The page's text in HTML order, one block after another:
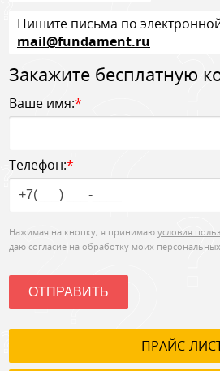
Пишите письма по
mail@fundament.ru
Закажите бесплатную
Ваше имя:*
Телефон:*
Нажимая на кнопку, я принимаю условия
даю согласие на обработку моих
ОТПРАВИТЬ
ПРАЙС-